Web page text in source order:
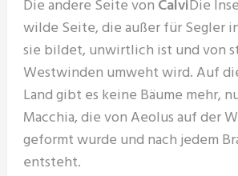
Die andere Seite von CalviDie
wilde Seite, die außer für Segler
sie bildet, unwirtlich ist und von
Westwinden umweht wird. Auf
Land gibt es keine Bäume mehr,
Macchia, die von Aeolus auf der
geformt wurde und nach jedem
entsteht.